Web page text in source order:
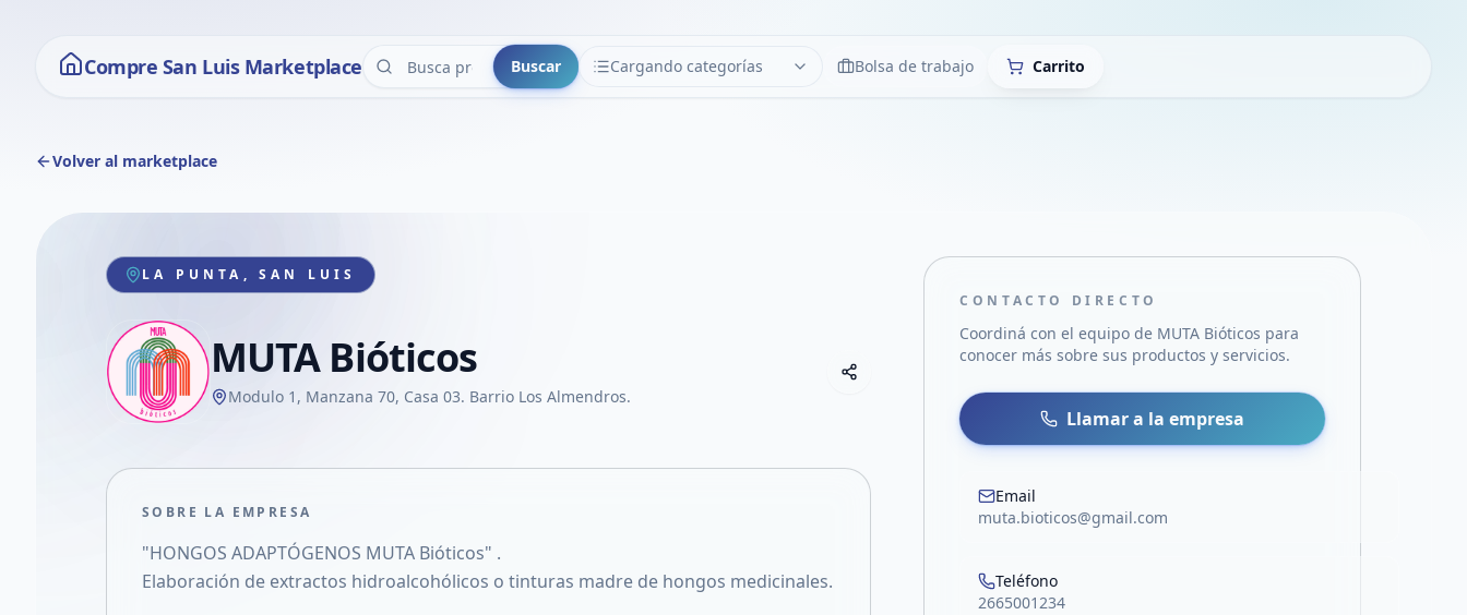
Compre San Luis Marketplace Buscar Cargando categorías
CATEGORÍAS LimpiarBolsa de trabajo Carrito
Volver al marketplace
LA PUNTA, SAN LUIS
MUTA Bióticos
Modulo 1, Manzana 70, Casa 03. Barrio Los Almendros.
Compartir empresa
Compartir por WhatsApp
Compartir por mail
Compartir en Facebook
SOBRE LA EMPRESA
"HONGOS ADAPTÓGENOS MUTA Bióticos" .
Elaboración de extractos hidroalcohólicos o tinturas madre de hongos medicinales.
CONTACTO DIRECTO
Coordiná con el equipo de MUTA Bióticos para
conocer más sobre sus productos y servicios.
Llamar a la empresa
Email
muta.bioticos@gmail.com
Teléfono
2665001234